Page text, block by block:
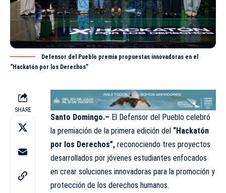
Defensor del Pueblo premia propuestas innovadoras en el
“Hackatón por los Derechos”
SHARE
Santo Domingo.– El Defensor del Pueblo celebró
la premiación de la primera edición del “Hackatón
por los Derechos”, reconociendo tres proyectos
desarrollados por jóvenes estudiantes enfocados
en crear soluciones innovadoras para la promoción y
protección de los derechos humanos.